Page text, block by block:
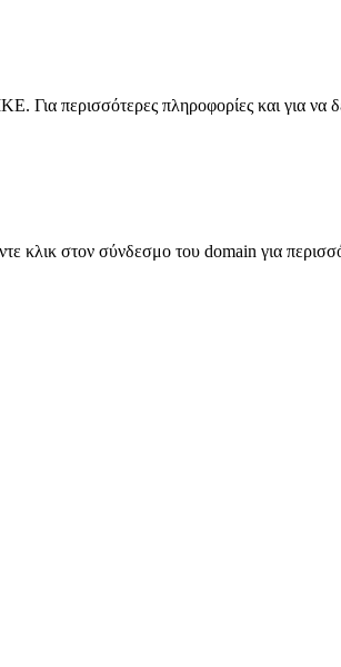
Για περισσότερες πληροφορίες και για να
κλικ στον σύνδεσμο του domain για